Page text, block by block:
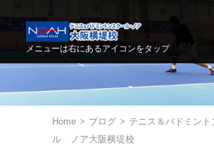
メニューは右にあるアイコンをタップ
Home > ブログ > テニス＆バドミント
ル ノア大阪横堤校